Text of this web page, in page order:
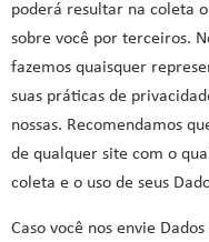
poderá resultar na coleta
sobre você por terceiros.
fazemos quaisquer
suas práticas de
nossas. Recomendamos
de qualquer site com o
coleta e o uso de seus
Caso você nos envie